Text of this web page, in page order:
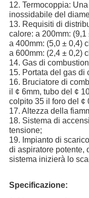
12. Termocoppia:
inossidabile del
13. Requisiti di
calore: a 200mm:
a 400mm: (5,0 ± 0,4)
a 600mm: (2,4 ± 0,2)
14. Gas di
15. Portata del gas di
16. Bruciatore di
il ¢ 6mm, tubo del ¢
colpito 35 il foro del ¢
17. Altezza della
18. Sistema di
tensione;
19. Impianto di
di aspiratore potente,
sistema inizierà lo
Specificazione: